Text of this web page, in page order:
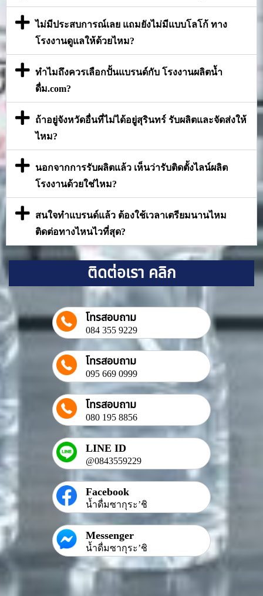
ไม่มีประสบการณ์เลย แถมยังไม่มีแบบโลโก้ ทาง
โรงงานดูแลให้ด้วยไหม?
ทำไมถึงควรเลือกปั้นแบรนด์กับ โรงงานผลิตน้ำ
ดื่ม.com?
ถ้าอยู่จังหวัดอื่นที่ไม่ได้อยู่สุรินทร์ รับผลิตและจัดส่งให้
ไหม?
นอกจากการรับผลิตแล้ว เห็นว่ารับติดตั้งไลน์ผลิต
โรงงานด้วยใช่ไหม?
สนใจทำแบรนด์แล้ว ต้องใช้เวลาเตรียมนานไหม
ติดต่อทางไหนไวที่สุด?
ติดต่อเรา คลิก
โทรสอบถาม
084 355 9229
โทรสอบถาม
095 669 0999
โทรสอบถาม
080 195 8856
LINE ID
@0843559229
Facebook
น้ำดื่มซากุระ’ชิ
Messenger
น้ำดื่มซากุระ’ชิ